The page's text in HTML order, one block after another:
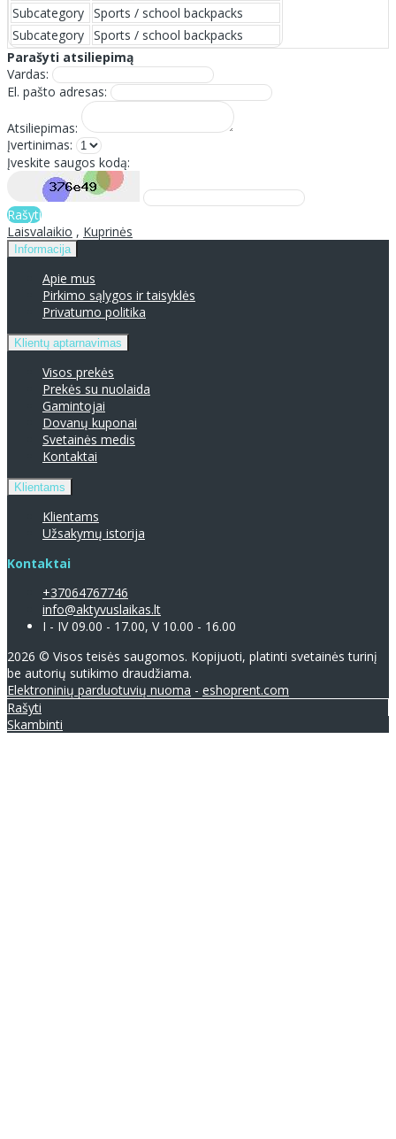
Subcategory Sports / school backpacks
Subcategory Sports / school backpacks
Parašyti atsiliepimą
Vardas:
El. pašto adresas:
Atsiliepimas:
Įvertinimas:
Įveskite saugos kodą:
Rašyti
Laisvalaikio , Kuprinės
Informacija
Apie mus
Pirkimo sąlygos ir taisyklės
Privatumo politika
Klientų aptarnavimas
Visos prekės
Prekės su nuolaida
Gamintojai
Dovanų kuponai
Svetainės medis
Kontaktai
Klientams
Klientams
Užsakymų istorija
Kontaktai
+37064767746
info@aktyvuslaikas.lt
I - IV 09.00 - 17.00, V 10.00 - 16.00
2026 © Visos teisės saugomos. Kopijuoti, platinti svetainės turinį
be autorių sutikimo draudžiama.
Elektroninių parduotuvių nuoma - eshoprent.com
Rašyti
Skambinti